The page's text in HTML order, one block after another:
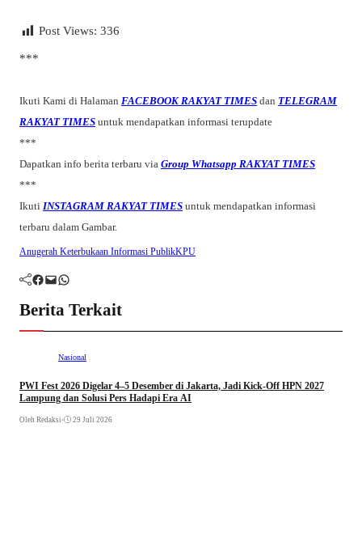
Post Views: 336
***
Ikuti Kami di Halaman FACEBOOK RAKYAT TIMES dan TELEGRAM
RAKYAT TIMES untuk mendapatkan informasi terupdate
***
Dapatkan info berita terbaru via Group Whatsapp RAKYAT TIMES
***
Ikuti INSTAGRAM RAKYAT TIMES untuk mendapatkan informasi
terbaru dalam Gambar.
Anugerah Keterbukaan Informasi PublikKPU
Facebook Mail WhatsApp
Berita Terkait
Nasional
PWI Fest 2026 Digelar 4–5 Desember di Jakarta, Jadi Kick-Off HPN 2027
Lampung dan Solusi Pers Hadapi Era AI
Oleh Redaksi • 29 Juli 2026